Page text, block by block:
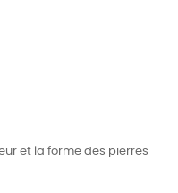
et la forme des pierres